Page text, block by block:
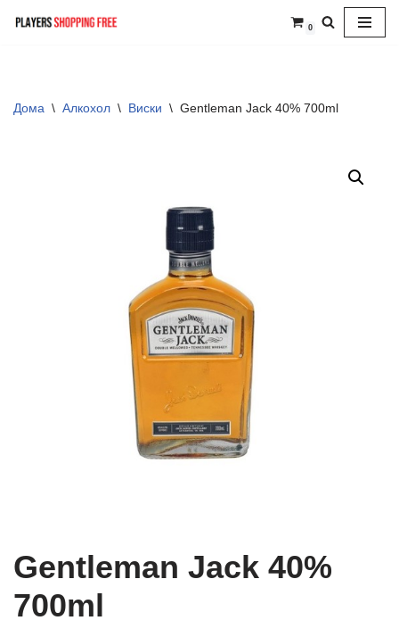
0
Дома \ Алкохол \ Виски \ Gentleman Jack 40% 700ml
Gentleman Jack 40%
700ml